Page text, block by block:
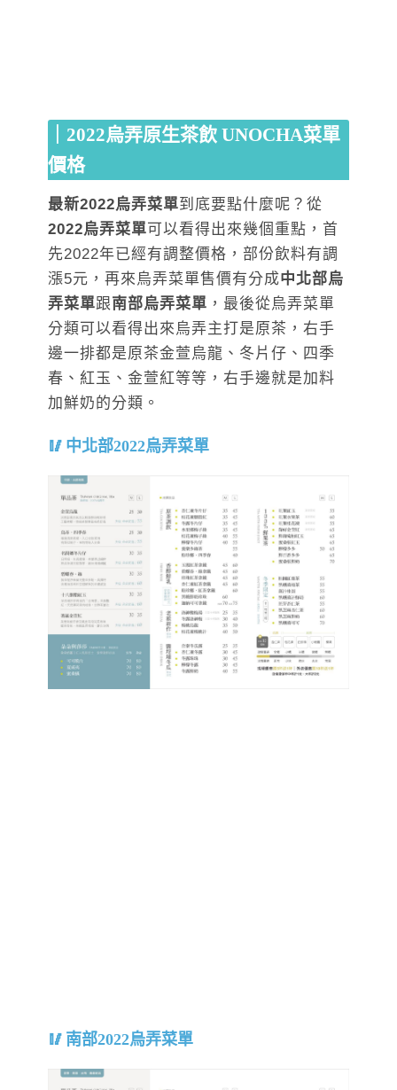
｜2022烏弄原生茶飲 UNOCHA菜單
價格
最新2022烏弄菜單到底要點什麼呢？從
2022烏弄菜單可以看得出來幾個重點，首
先2022年已經有調整價格，部份飲料有調
漲5元，再來烏弄菜單售價有分成中北部烏
弄菜單跟南部烏弄菜單 ，最後從烏弄菜單
分類可以看得出來烏弄主打是原茶，右手
邊一排都是原茶金萱烏龍、冬片仔、四季
春、紅玉、金萱紅等等，右手邊就是加料
加鮮奶的分類。
中北部2022烏弄菜單
南部2022烏弄菜單